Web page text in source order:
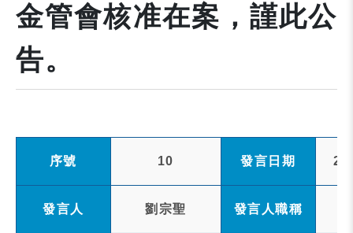
金管會核准在案，謹此公
告。
序號 10 發言日期
發言人 劉宗聖 發言人職稱